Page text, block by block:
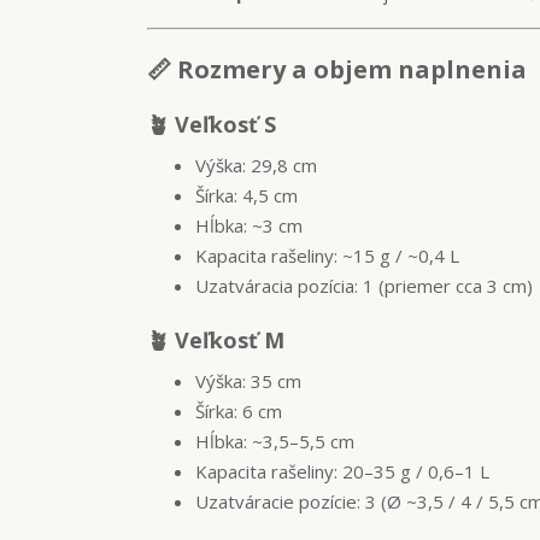
📏 Rozmery a objem naplnenia
🪴 Veľkosť S
Výška: 29,8 cm
Šírka: 4,5 cm
Hĺbka: ~3 cm
Kapacita rašeliny: ~15 g / ~0,4 L
Uzatváracia pozícia: 1 (priemer cca 3 cm)
🪴 Veľkosť M
Výška: 35 cm
Šírka: 6 cm
Hĺbka: ~3,5–5,5 cm
Kapacita rašeliny: 20–35 g / 0,6–1 L
Uzatváracie pozície: 3 (Ø ~3,5 / 4 / 5,5